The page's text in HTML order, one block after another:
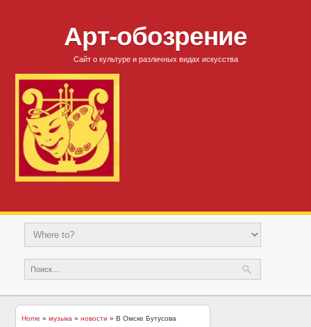
Арт-обозрение
Сайт о культуре и различных видах искусства
Home »музыка »новости » В Омске Бутусова